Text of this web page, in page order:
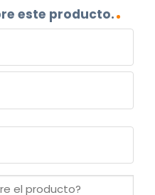
este producto.